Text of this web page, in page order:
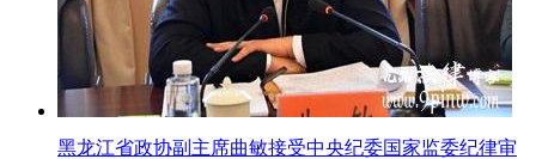
黑龙江省政协副主席曲敏接受中央纪委国家监委纪律审